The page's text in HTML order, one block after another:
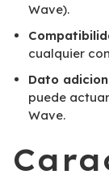
Wave).
cualquier
Dato
puede
Wave.